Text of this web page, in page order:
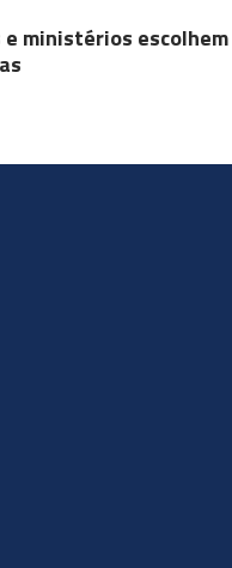
e ministérios escolhem